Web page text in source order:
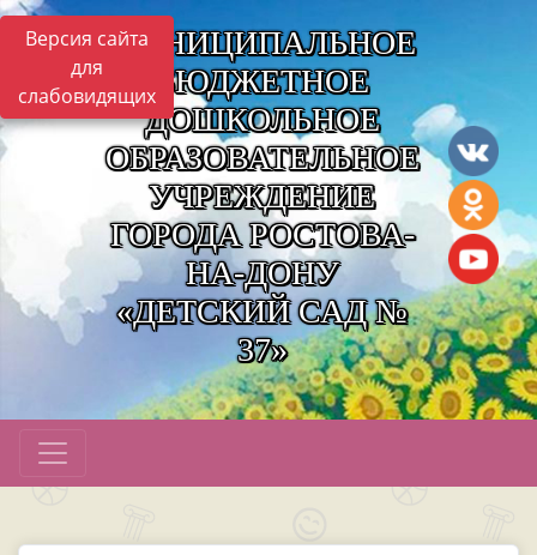
Версия сайта
для
слабовидящих
МУНИЦИПАЛЬНОЕ
БЮДЖЕТНОЕ
ДОШКОЛЬНОЕ
ОБРАЗОВАТЕЛЬНОЕ
УЧРЕЖДЕНИЕ
ГОРОДА РОСТОВА-
НА-ДОНУ
«ДЕТСКИЙ САД №
37»